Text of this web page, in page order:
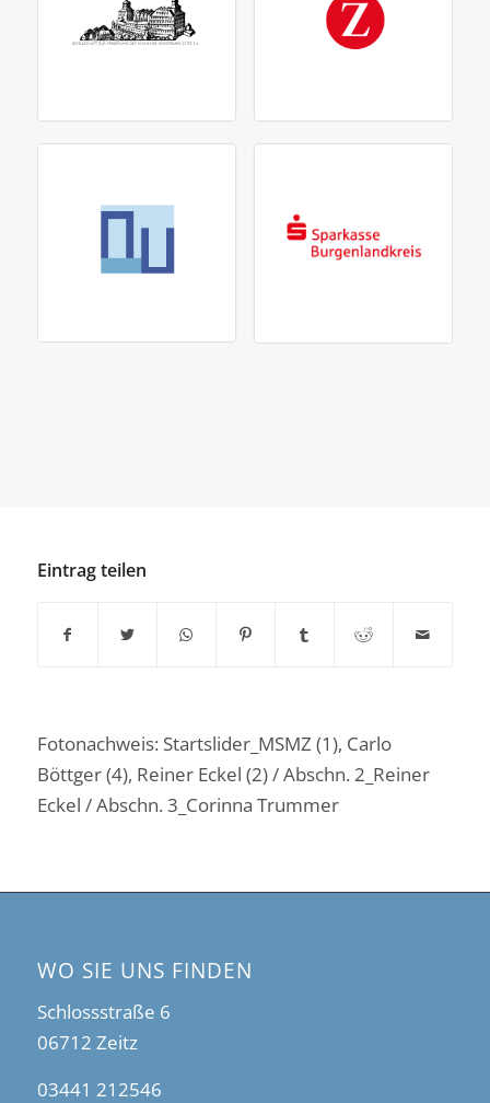
Eintrag teilen
Fotonachweis: Startslider_MSMZ (1), Carlo
Böttger (4), Reiner Eckel (2) / Abschn. 2_Reiner
Eckel / Abschn. 3_Corinna Trummer
WO SIE UNS FINDEN
Schlossstraße 6
06712 Zeitz
03441 212546